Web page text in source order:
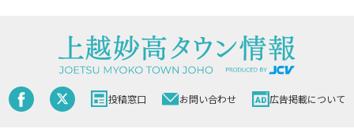
投稿窓口 お問い合わせ 広告掲載について